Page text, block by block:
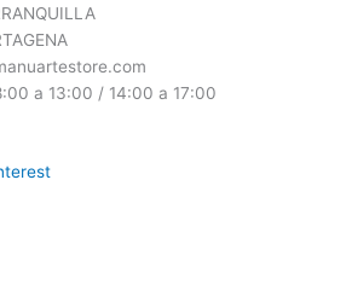
a 13:00 / 14:00 a 17:00